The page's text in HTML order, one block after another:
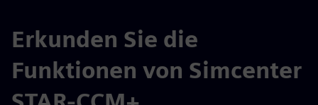
Erkunden Sie die
Funktionen von Simcenter